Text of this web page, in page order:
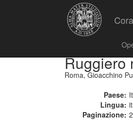
Ruggiero
Roma, Gioacchino
Paese:
Lingua:
Paginazione: